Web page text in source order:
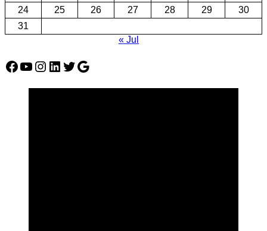
24
25 26 27 28 29
30
31
« Jul
Facebook
YouTube
Instagram
LinkedIn
Twitter
Google